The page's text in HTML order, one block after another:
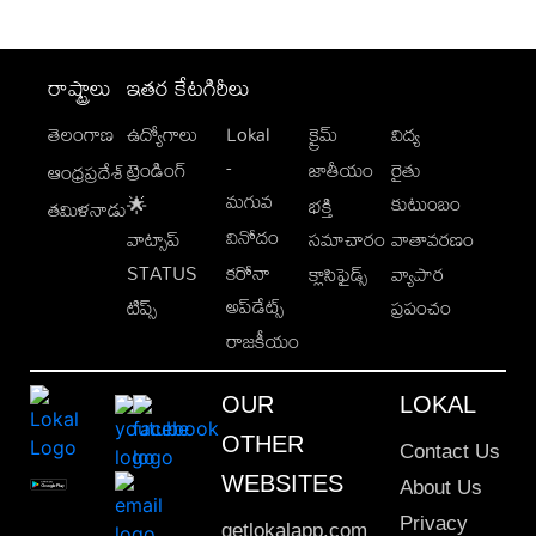
రాష్ట్రాలు
తెలంగాణ
ఆంధ్రప్రదేశ్
తమిళనాడు
ఇతర కేటగిరీలు
ఉద్యోగాలు
ట్రెండింగ్
🌟
వాట్సాప్
STATUS
టిప్స్
Lokal
-
మగువ
వినోదం
కరోనా
అప్‌డేట్స్
రాజకీయం
క్రైమ్
జాతీయం
భక్తి
సమాచారం
క్లాసిఫైడ్స్
విద్య
రైతు
కుటుంబం
వాతావరణం
వ్యాపార
ప్రపంచం
OUR
OTHER
WEBSITES
getlokalapp.com
LOKAL
Contact Us
About Us
Privacy